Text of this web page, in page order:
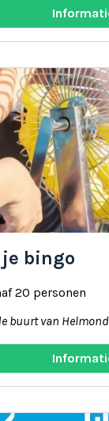
bingo
20 personen
buurt van Helmond